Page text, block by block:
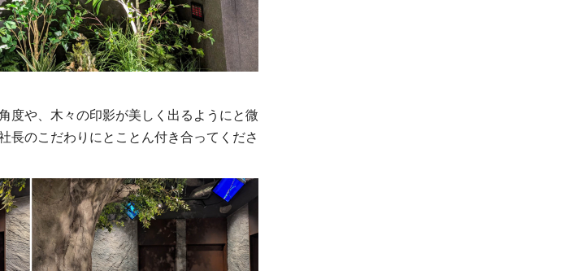
度や、木々の印影が美しく出るようにと微
長のこだわりにとことん付き合ってくださ